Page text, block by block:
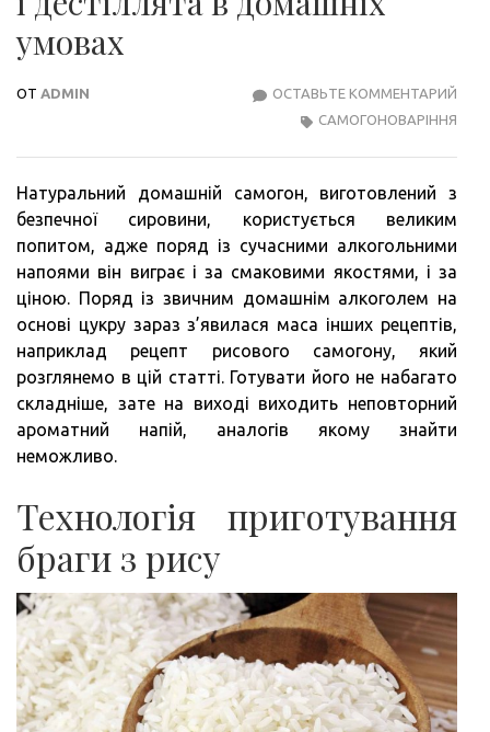
умовах
ОТ ADMIN ОСТАВЬТЕ КОММЕНТАРИЙ
САМОГОНОВАРІННЯ
Натуральний домашній самогон, виготовлений з
безпечної сировини, користується великим
попитом, адже поряд із сучасними алкогольними
напоями він виграє і за смаковими якостями, і за
ціною. Поряд із звичним домашнім алкоголем на
основі цукру зараз з’явилася маса інших рецептів,
наприклад рецепт рисового самогону, який
розглянемо в цій статті. Готувати його не набагато
складніше, зате на виході виходить неповторний
ароматний напій, аналогів якому знайти
неможливо.
Технологія приготування
браги з рису